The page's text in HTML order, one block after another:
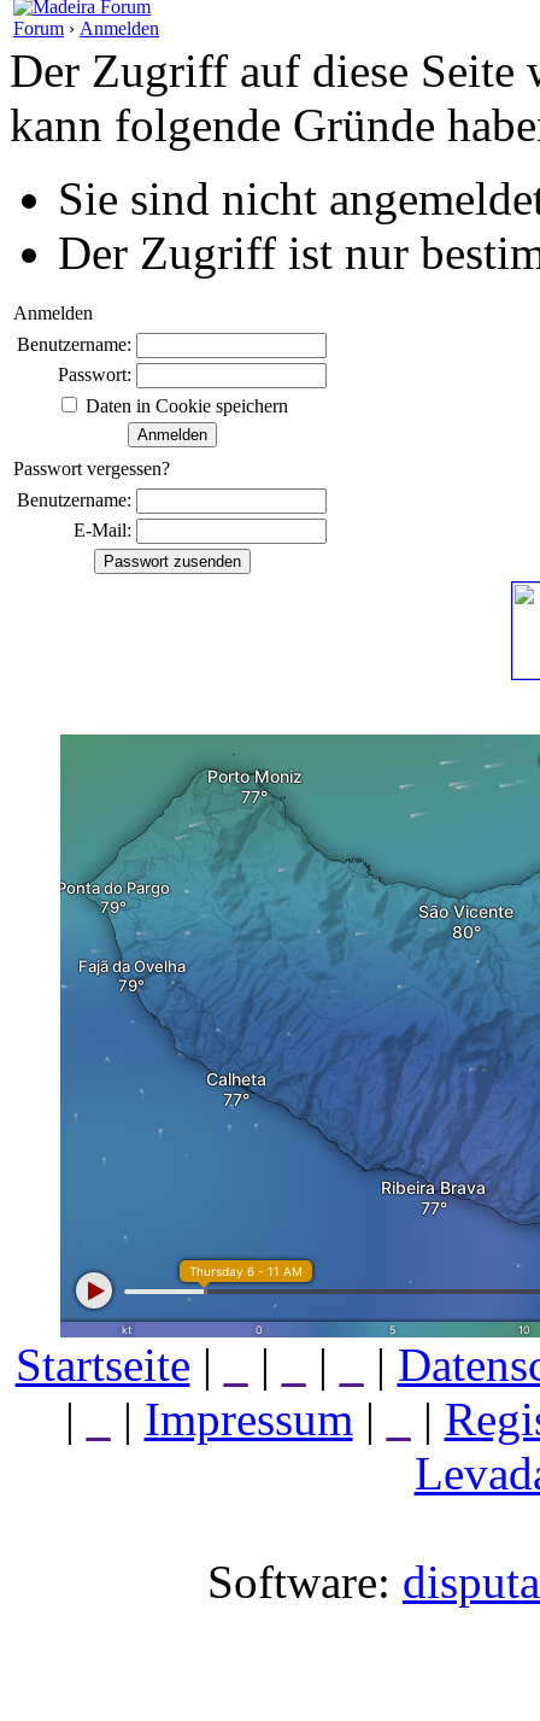
Forum › Anmelden
Der Zugriff auf diese Seite
kann folgende Gründe
Sie sind nicht
Der Zugriff ist nur
Anmelden
Benutzername:
Passwort:
Daten in Cookie speichern
Passwort vergessen?
Benutzername:
E-Mail:
Startseite | | | |
|
| Impressum | |
Software: